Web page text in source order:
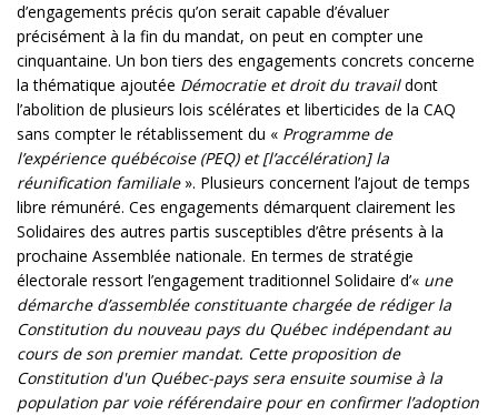
d’engagements précis qu’on serait capable d’évaluer
précisément à la fin du mandat, on peut en compter une
cinquantaine. Un bon tiers des engagements concrets concerne
la thématique ajoutée Démocratie et droit du travaildont
l’abolition de plusieurs lois scélérates et liberticides de la CAQ
sans compter le rétablissement du « Programme de
l’expérience québécoise (PEQ) et [l’accélération] la
réunification familiale». Plusieurs concernent l’ajout de temps
libre rémunéré. Ces engagements démarquent clairement les
Solidaires des autres partis susceptibles d’être présents à la
prochaine Assemblée nationale. En termes de stratégie
électorale ressort l’engagement traditionnel Solidaire d’« une
démarche d’assemblée constituante chargée de rédiger la
Constitution du nouveau pays du Québec indépendant au
cours de son premier mandat. Cette proposition de
Constitution d'un Québec-pays sera ensuite soumise à la
population par voie référendaire pour en confirmer l’adoption